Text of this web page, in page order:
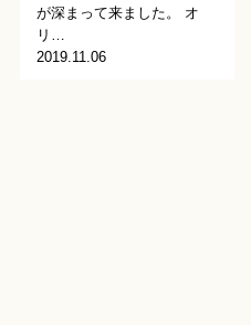
が深まって来ました。 オ
リ…
2019.11.06